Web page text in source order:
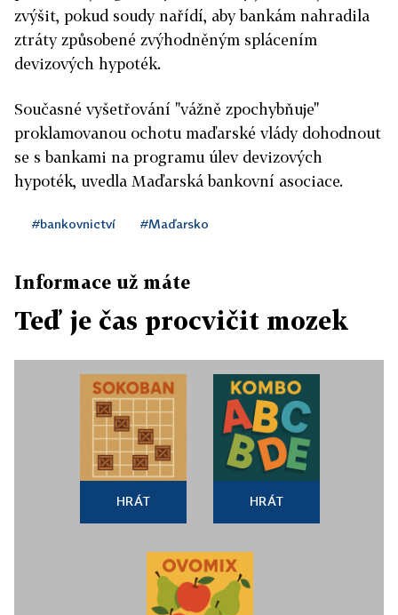
zvýšit, pokud soudy nařídí, aby bankám nahradila
ztráty způsobené zvýhodněným splácením
devizových hypoték.
Současné vyšetřování "vážně zpochybňuje"
proklamovanou ochotu maďarské vlády dohodnout
se s bankami na programu úlev devizových
hypoték, uvedla Maďarská bankovní asociace.
#bankovnictví #Maďarsko
Informace už máte
Teď je čas procvičit mozek
HRÁT HRÁT